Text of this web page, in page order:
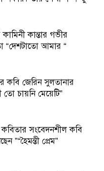
কান্তার গভীর
“দেশটাতো আমার “
কবি জেরিন সুলতানার
চায়নি মেয়েটি”
সংবেদনশীল কবি
”“হৈমন্তী প্রেম”